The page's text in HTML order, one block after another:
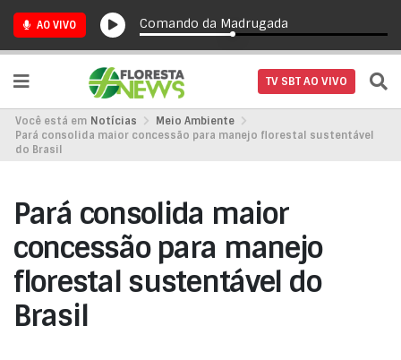
AO VIVO Comando da Madrugada
TV SBT AO VIVO
Você está em Notícias
Meio Ambiente
Pará consolida maior concessão para manejo florestal sustentável
do Brasil
Pará consolida maior
concessão para manejo
florestal sustentável do
Brasil